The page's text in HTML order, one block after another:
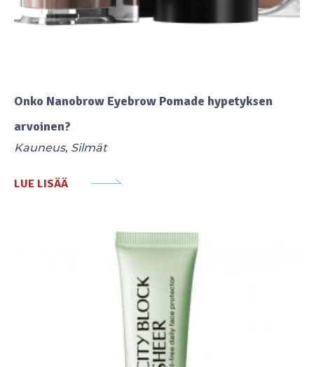
Onko Nanobrow Eyebrow Pomade hypetyksen
arvoinen?
Kauneus, Silmät
LUE LISÄÄ